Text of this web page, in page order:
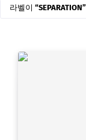
라벨이 SEPARATION